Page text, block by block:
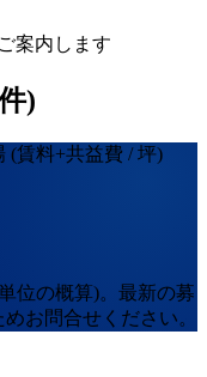
案内します
)
(賃料+共益費 / 坪)
位の概算)。最新の募
お問合せください。